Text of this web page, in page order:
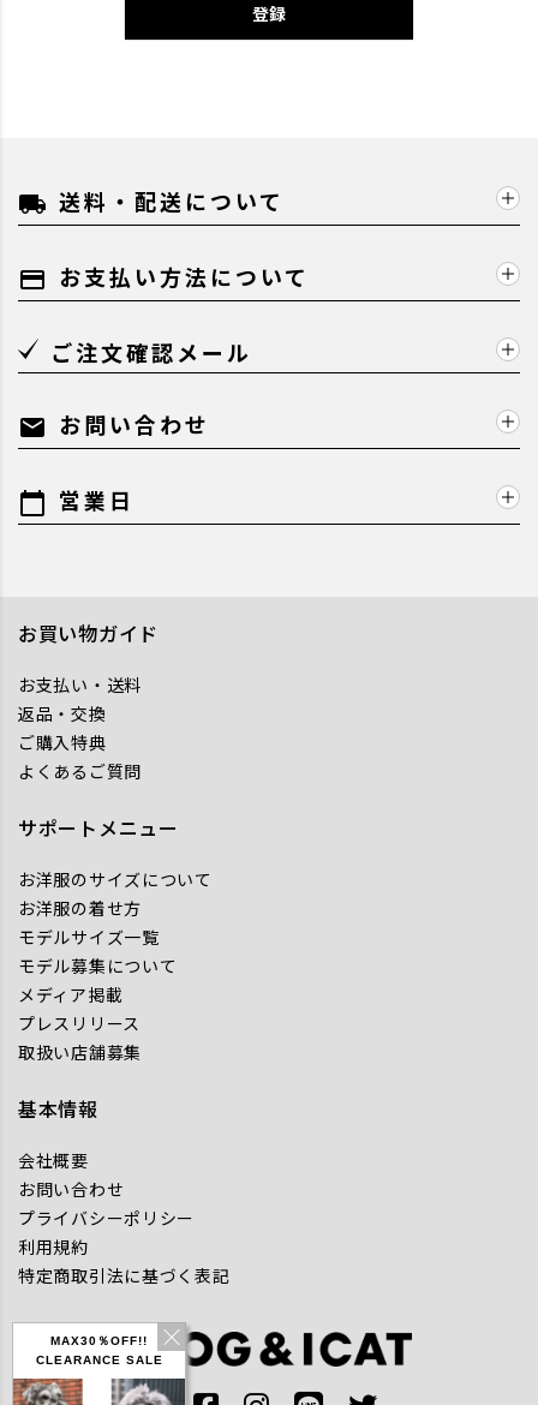
MAX30％OFF!!
CLEARANCE SALE
登録
local_shipping 送料・配送について
payment お支払い方法について
ご注文確認メール
mail お問い合わせ
calendar_today 営業日
お買い物ガイド
お支払い・送料
返品・交換
ご購入特典
よくあるご質問
サポートメニュー
お洋服のサイズについて
お洋服の着せ方
モデルサイズ一覧
モデル募集について
メディア掲載
プレスリリース
取扱い店舗募集
基本情報
会社概要
お問い合わせ
プライバシーポリシー
利用規約
特定商取引法に基づく表記